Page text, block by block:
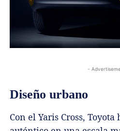
-
Diseño urbano
Con el Yaris Cross,